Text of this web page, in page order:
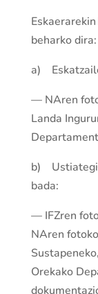
beharko dira:
a)
— NAren
Landa
b)
bada:
— IFZren
NAren
Orekako